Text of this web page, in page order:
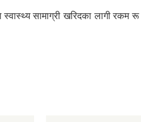
सामाग्री खरिदका लागी रकम